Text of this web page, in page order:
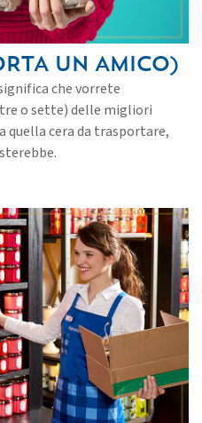
UN AMICO)
che vorrete
o sette) delle migliori
quella cera da trasportare,